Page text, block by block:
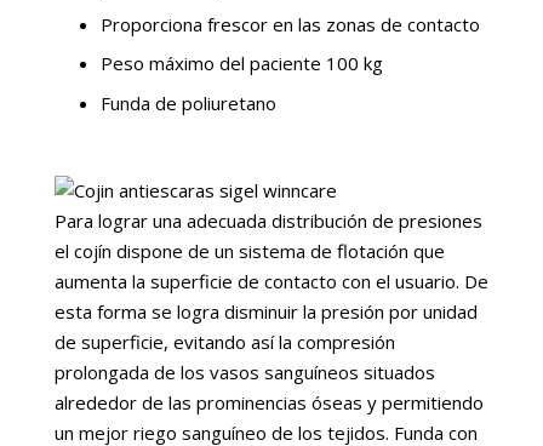
Proporciona frescor en las zonas de contacto
Peso máximo del paciente 100 kg
Funda de poliuretano
Para lograr una adecuada distribución de presiones
el cojín dispone de un sistema de flotación que
aumenta la superficie de contacto con el usuario. De
esta forma se logra disminuir la presión por unidad
de superficie, evitando así la compresión
prolongada de los vasos sanguíneos situados
alrededor de las prominencias óseas y permitiendo
un mejor riego sanguíneo de los tejidos. Funda con